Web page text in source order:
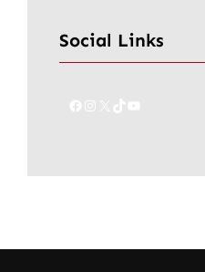
Social Links
Facebook Instagram TikTok YouTube